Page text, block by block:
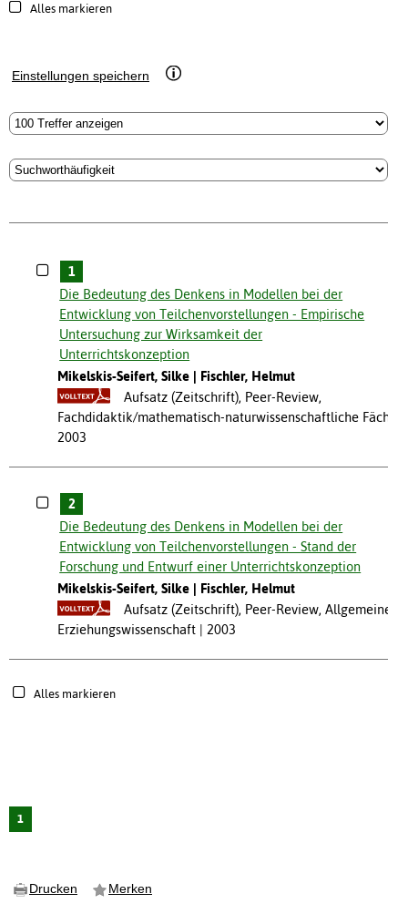
Alles markieren
Einstellungen speichern
1
Die Bedeutung des Denkens in Modellen bei der
Entwicklung von Teilchenvorstellungen - Empirische
Untersuchung zur Wirksamkeit der
Unterrichtskonzeption
Mikelskis-Seifert, Silke
Fischler, Helmut
Aufsatz (Zeitschrift), Peer-Review,
Fachdidaktik/mathematisch-naturwissenschaftliche Fächer
2003
2
Die Bedeutung des Denkens in Modellen bei der
Entwicklung von Teilchenvorstellungen - Stand der
Forschung und Entwurf einer Unterrichtskonzeption
Mikelskis-Seifert, Silke
Fischler, Helmut
Aufsatz (Zeitschrift), Peer-Review, Allgemeine
Erziehungswissenschaft
2003
Alles markieren
1
Drucken Merken